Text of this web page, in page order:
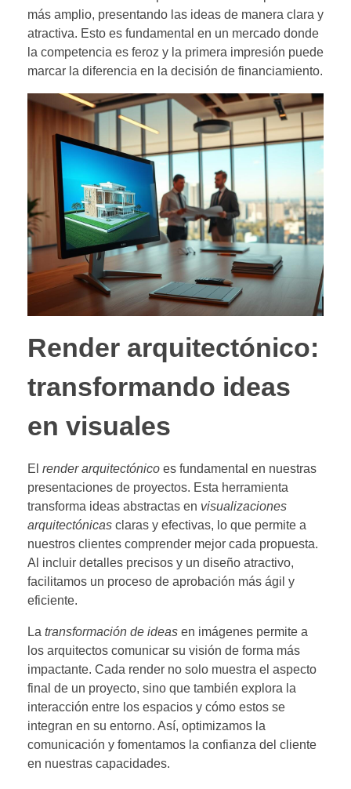
más amplio, presentando las ideas de manera clara y
atractiva. Esto es fundamental en un mercado donde
la competencia es feroz y la primera impresión puede
marcar la diferencia en la decisión de financiamiento.
Render arquitectónico:
transformando ideas
en visuales
El render arquitectónico es fundamental en nuestras
presentaciones de proyectos. Esta herramienta
transforma ideas abstractas en visualizaciones
arquitectónicas claras y efectivas, lo que permite a
nuestros clientes comprender mejor cada propuesta.
Al incluir detalles precisos y un diseño atractivo,
facilitamos un proceso de aprobación más ágil y
eficiente.
La transformación de ideas en imágenes permite a
los arquitectos comunicar su visión de forma más
impactante. Cada render no solo muestra el aspecto
final de un proyecto, sino que también explora la
interacción entre los espacios y cómo estos se
integran en su entorno. Así, optimizamos la
comunicación y fomentamos la confianza del cliente
en nuestras capacidades.